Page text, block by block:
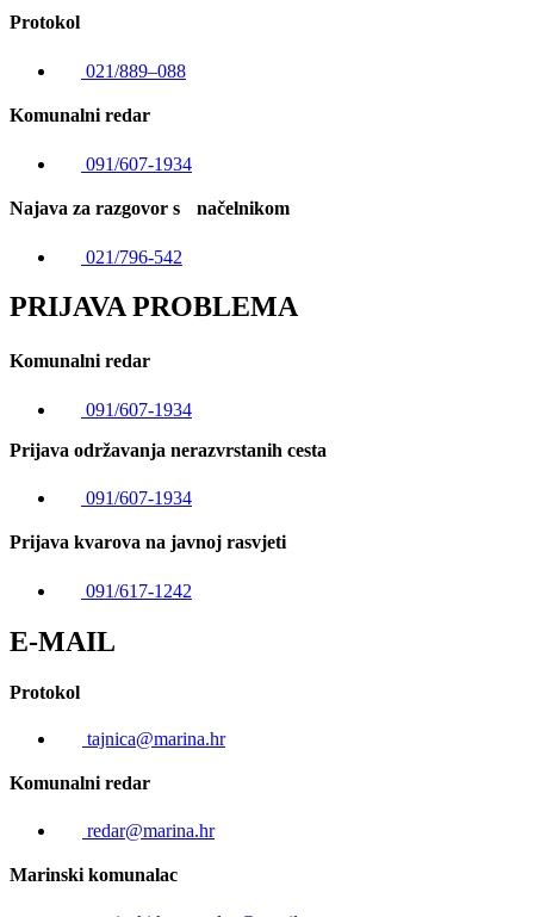
Protokol
021/889–088
Komunalni redar
091/607-1934
Najava za razgovor s načelnikom
021/796-542
PRIJAVA PROBLEMA
Komunalni redar
091/607-1934
Prijava održavanja nerazvrstanih cesta
091/607-1934
Prijava kvarova na javnoj rasvjeti
091/617-1242
E-MAIL
Protokol
tajnica@marina.hr
Komunalni redar
redar@marina.hr
Marinski komunalac